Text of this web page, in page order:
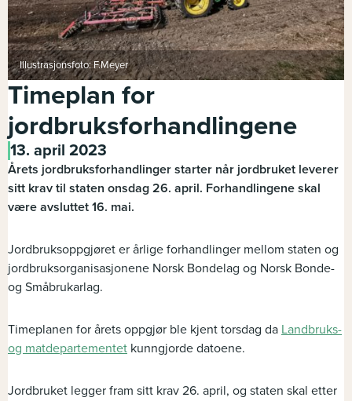
Illustrasjonsfoto: F.Meyer
Timeplan for
jordbruksforhandlingene
13. april 2023
Årets jordbruksforhandlinger starter når jordbruket leverer
sitt krav til staten onsdag 26. april. Forhandlingene skal
være avsluttet 16. mai.
Jordbruksoppgjøret er årlige forhandlinger mellom staten og
jordbruksorganisasjonene Norsk Bondelag og Norsk Bonde-
og Småbrukarlag.
Timeplanen for årets oppgjør ble kjent torsdag da Landbruks-
og matdepartementet kunngjorde datoene.
Jordbruket legger fram sitt krav 26. april, og staten skal etter